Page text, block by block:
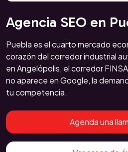
Agencia SEO en
Puebla es el cuarto mercado
corazón del corredor industrial
en Angelópolis, el corredor
no aparece en Google, la
tu competencia.
Agenda una